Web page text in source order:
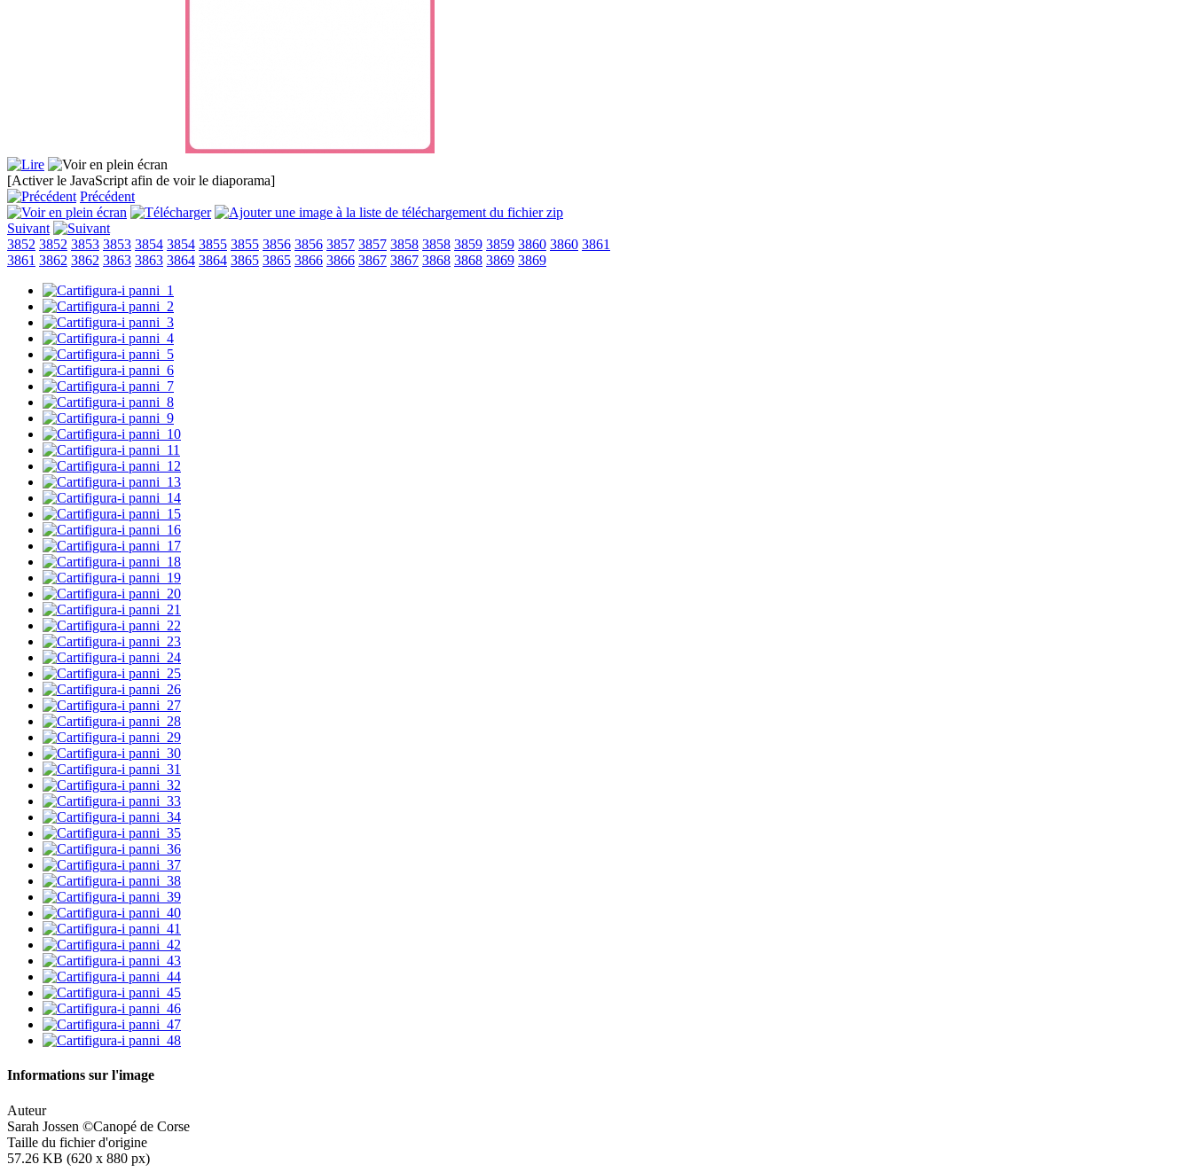
[Activer le JavaScript afin de voir le diaporama]
Précédent
Suivant
3852 3852 3853 3853 3854 3854 3855 3855 3856 3856 3857 3857 3858 3858 3859 3859 3860 3860 3861
3861 3862 3862 3863 3863 3864 3864 3865 3865 3866 3866 3867 3867 3868 3868 3869 3869
Informations sur l'image
Auteur
Sarah Jossen ©Canopé de Corse
Taille du fichier d'origine
57.26 KB (620 x 880 px)